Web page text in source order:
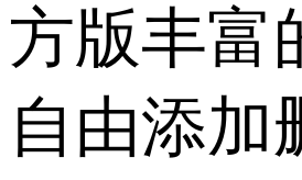
方版丰富
自由添加